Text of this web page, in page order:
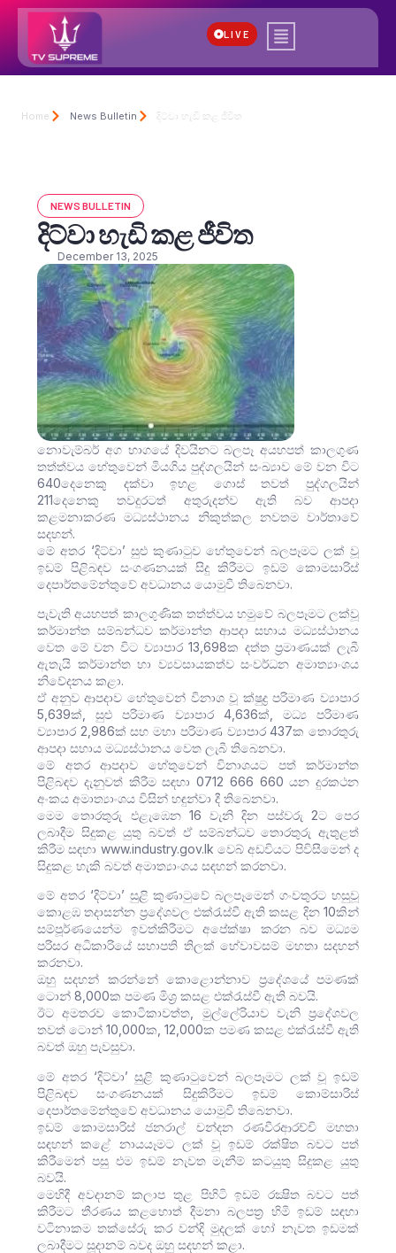
LIVE
Home News Bulletin දිට්වා හැඩි කළ ජීවිත
NEWS BULLETIN
දිට්වා හැඩි කළ ජීවිත
December 13, 2025
නොවැම්බර් අග භාගයේ දිවයිනට බලපෑ අයහපත් කාලගුණ
තත්ත්වය හේතුවෙන් මියගිය පුද්ගලයින් සංඛ්‍යාව මේ වන විට
640දෙනෙකු දක්වා ඉහළ ගොස් තවත් පුද්ගලයින්
211දෙනෙකු තවදුරටත් අතුරුදන්ව ඇති බව ආපදා
කළමනාකරණ මධ්‍යස්ථානය නිකුත්කල නවතම වාර්තාවේ
සදහන්.
මේ අතර ‘දිට්වා’ සුළු කුණාටුව හේතුවෙන් බලපෑමට ලක් වූ
ඉඩම් පිළිබඳව සංගණනයක් සිදු කිරීමට ඉඩම් කොමසාරිස්
දෙපාර්තමේන්තුවේ අවධානය යොමුවී තිබෙනවා.
පැවැති අයහපත් කාලගුණික තත්ත්වය හමුවේ බලපෑමට ලක්වූ
කර්මාන්ත සම්බන්ධව කර්මාන්ත ආපදා සහාය මධ්‍යස්ථානය
වෙත මේ වන විට ව්‍යාපාර 13,698ක දත්ත ප්‍රමාණයක් ලැබී
ඇතැයි කර්මාන්ත හා ව්‍යවසායකත්ව සංවර්ධන අමාත්‍යාංශය
නිවේදනය කළා.
ඒ අනුව ආපදාව හේතුවෙන් විනාශ වූ ක්ෂුද්‍ර පරිමාණ ව්‍යාපාර
5,639ක්, සුළු පරිමාණ ව්‍යාපාර 4,636ක්, මධ්‍ය පරිමාණ
ව්‍යාපාර 2,986ක් සහ මහා පරිමාණ ව්‍යාපාර 437ක තොරතුරු
ආපදා සහාය මධ්‍යස්ථානය වෙත ලැබී තිබෙනවා.
මේ අතර ආපදාව හේතුවෙන් විනාශයට පත් කර්මාන්ත
පිළිබඳව දැනුවත් කිරීම සඳහා 0712 666 660 යන දුරකථන
අංකය අමාත්‍යාංශය විසින් හඳුන්වා දී තිබෙනවා.
මෙම තොරතුරු එළැඹෙන 16 වැනි දින පස්වරු 2ට පෙර
ලබාදීම සිදුකළ යුතු බවත් ඒ සම්බන්ධව තොරතුරු ඇතුළත්
කිරීම සඳහා www.industry.gov.lk වෙබ් අඩවියට පිවිසීමෙන් ද
සිදුකළ හැකි බවත් අමාත්‍යාංශය සඳහන් කරනවා.
මේ අතර ‘දිට්වා’ සුළි කුණාටුවේ බලපෑමෙන් ගංවතුරට හසුවූ
කොළඹ තදාසන්න ප්‍රදේශවල එක්රැස්වී ඇති කසළ දින 10කින්
සම්පූර්ණයෙන්ම ඉවත්කිරීමට අපේක්ෂා කරන බව මධ්‍යම
පරිසර අධිකාරියේ සභාපති තිලක් හේවාවසම් මහතා සදහන්
කරනවා.
ඔහු සදහන් කරන්නේ කොළොන්නාව ප්‍රදේශයේ පමණක්
ටොන් 8,000ක පමණ මිශ්‍ර කසළ එක්රැස්වී ඇති බවයි.
ඊට අමතරව කොටිකාවත්ත, මුල්ලේරියාව වැනි ප්‍රදේශවල
තවත් ටොන් 10,000ක, 12,000ක පමණ කසළ එක්රැස්වී ඇති
බවත් ඔහු පැවසුවා.
මේ අතර ‘දිට්වා’ සුළි කුණාටුවෙන් බලපෑමට ලක් වූ ඉඩම්
පිළිබඳව සංගණනයක් සිදුකිරීමට ඉඩම් කොම්සාරිස්
දෙපාර්තමේන්තුවේ අවධානය යොමුවී තිබෙනවා.
ඉඩම් කොමසාරිස් ජනරාල් චන්දන රණවීරආරච්චි මහතා
සඳහන් කළේ නායයෑමට ලක් වූ ඉඩම් රක්ෂිත බවට පත්
කිරීමෙන් පසු එම ඉඩම් නැවත මැනීම් කටයුතු සිදුකළ යුතු
බවයි.
මෙහිදී අවදානම් කලාප තුළ පිහිටි ඉඩම් රක්‍ෂිත බවට පත්
කිරීමට තීරණය කළහොත් දීමනා බලපත්‍ර හිමි ඉඩම් සඳහා
වටිනාකම තක්සේරු කර වන්දි මුදලක් හෝ නැවත ඉඩමක්
ලබාදීමට සූදානම් බවද ඔහු සදහන් කළා.